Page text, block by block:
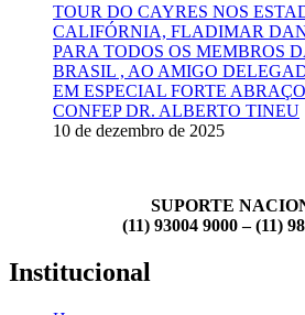
TOUR DO CAYRES NOS
CALIFÓRNIA, FLADIMAR
PARA TODOS OS MEMBROS
BRASIL , AO AMIGO
EM ESPECIAL FORTE
CONFEP DR. ALBERTO TINEU
10 de dezembro de 2025
SUPORTE
(11) 93004 9000 – (11)
Institucional